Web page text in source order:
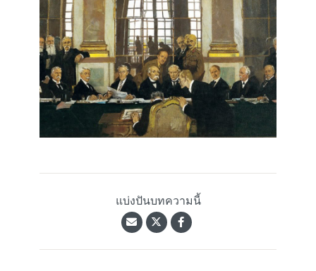
แบ่งปันบทความนี้